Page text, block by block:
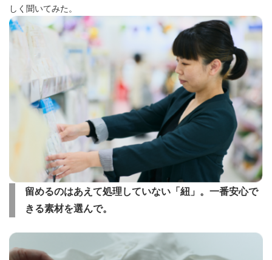
しく聞いてみた。
留めるのはあえて処理していない「紐」。一番安心で
きる素材を選んで。